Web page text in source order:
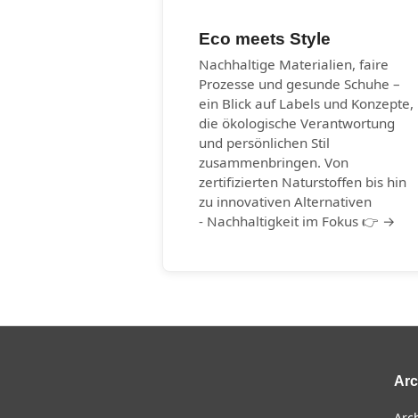
Eco meets Style
Nachhaltige Materialien, faire
Prozesse und gesunde Schuhe –
ein Blick auf Labels und Konzepte,
die ökologische Verantwortung
und persönlichen Stil
zusammenbringen. Von
zertifizierten Naturstoffen bis hin
zu innovativen Alternativen
- Nachhaltigkeit im Fokus 👉 →